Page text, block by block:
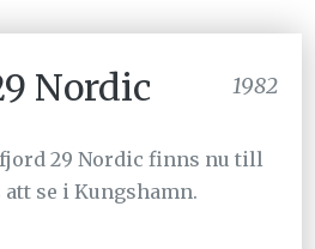
Nordic 1982
29 Nordic finns nu till
se i Kungshamn.